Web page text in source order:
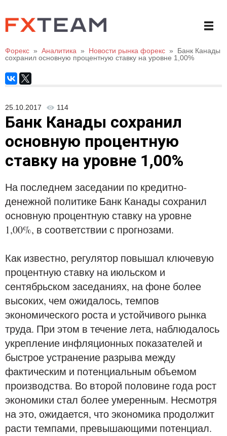
Форекс » Аналитика » Новости рынка форекс »
Банк Канады
сохранил основную процентную ставку на уровне 1,00%
25.10.2017 114
Банк Канады сохранил
основную процентную
ставку на уровне 1,00%
На последнем заседании по кредитно-
денежной политике Банк Канады сохранил
основную процентную ставку на уровне
1,00%, в соответствии с прогнозами.
Как известно, регулятор повышал ключевую
процентную ставку на июльском и
сентябрьском заседаниях, на фоне более
высоких, чем ожидалось, темпов
экономического роста и устойчивого рынка
труда. При этом в течение лета, наблюдалось
укрепление инфляционных показателей и
быстрое устранение разрыва между
фактическим и потенциальным объемом
производства. Во второй половине года рост
экономики стал более умеренным. Несмотря
на это, ожидается, что экономика продолжит
расти темпами, превышающими потенциал.